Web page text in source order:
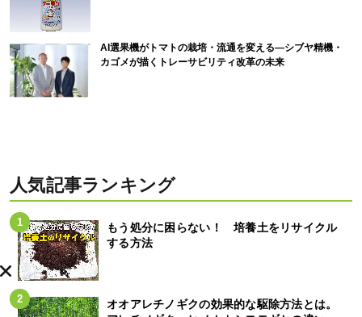
AI選果機がトマトの栽培・流通を変える―シブヤ精機・
カゴメが描くトレーサビリティ改革の未来
人気記事ランキング
もう処分に困らない！ 培養土をリサイクル
する方法
オオアレチノギクの効果的な駆除方法とは。